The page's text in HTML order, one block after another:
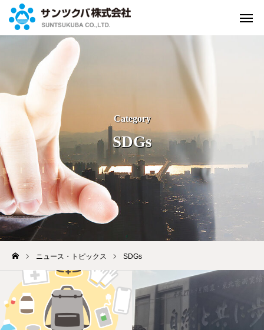
SDGs
ニュース・トピックス SDGs
緊急連絡 お問い合せ
資料請求 よくある
来店して ご相談 WEBで ご相談
アクセス
ホーム
保険のご案内
私たちの取組み
私たちの強み
取扱保険会社